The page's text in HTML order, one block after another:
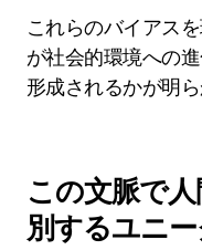
確認バイアスは、
報を好む傾向があ
す。内集団バイア
ーに対する優遇措
リスク認識を歪め